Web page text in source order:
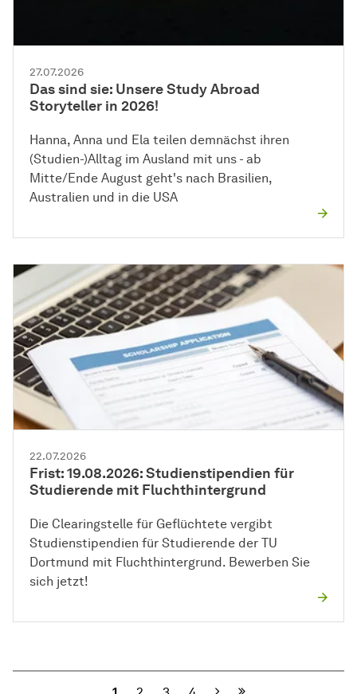
27.07.2026
Das sind sie: Unsere Study Abroad
Storyteller in 2026!
Hanna, Anna und Ela teilen demnächst ihren
(Studien-)Alltag im Ausland mit uns - ab
Mitte/Ende August geht's nach Brasilien,
Australien und in die USA
22.07.2026
Frist: 19.08.2026: Studienstipendien für
Studierende mit Fluchthintergrund
Die Clearingstelle für Geflüchtete vergibt
Studienstipendien für Studierende der TU
Dortmund mit Fluchthintergrund. Bewerben Sie
sich jetzt!